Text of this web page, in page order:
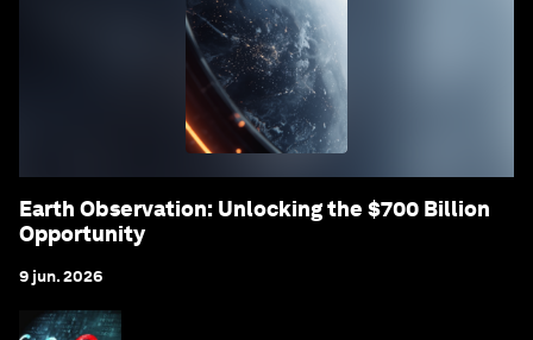
Earth Observation: Unlocking the $700 Billion
Opportunity
9 jun. 2026